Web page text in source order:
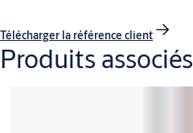
Télécharger la référence client
Produits associés